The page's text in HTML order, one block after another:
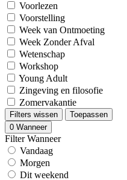
Voorlezen
Voorstelling
Week van Ontmoeting
Week Zonder Afval
Wetenschap
Workshop
Young Adult
Zingeving en filosofie
Zomervakantie
Filters wissen
Toepassen
0 Wanneer
Filter Wanneer
Vandaag
Morgen
Dit weekend